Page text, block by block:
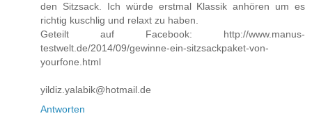
den Sitzsack. Ich würde erstmal Klassik anhören um es
richtig kuschlig und relaxt zu haben.
Geteilt auf Facebook: http://www.manus-
testwelt.de/2014/09/gewinne-ein-sitzsackpaket-von-
yourfone.html
yildiz.yalabik@hotmail.de
Antworten